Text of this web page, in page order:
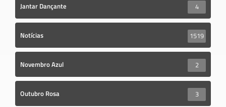
Jantar Dançante 4
Notícias 1519
Novembro Azul 2
Outubro Rosa 3